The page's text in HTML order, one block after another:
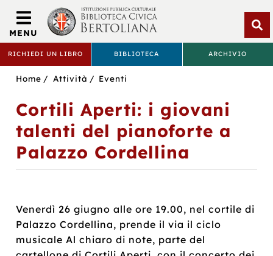
BIBLIOTECA
BERTOLIANA
RICHIEDI UN LIBRO BIBLIOTECA ARCHIVIO
MENU
Bertoliana
Sei
Home Attività Eventi
Cortili Aperti: i giovani
talenti del pianoforte a
Palazzo Cordellina
Venerdì 26 giugno alle ore 19.00, nel cortile di
Palazzo Cordellina, prende il via il ciclo
musicale Al chiaro di note, parte del